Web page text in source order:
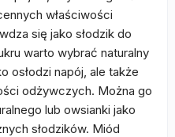
właściwości
się jako słodzik do
warto wybrać naturalny
osłodzi napój, ale także
odżywczych. Można go
lub owsianki jako
słodzików. Miód